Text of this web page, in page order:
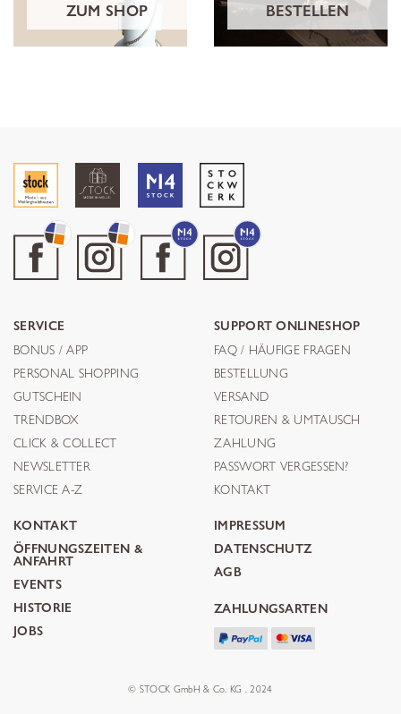
ZUM SHOP BESTELLEN
SERVICE
BONUS / APP
PERSONAL SHOPPING
GUTSCHEIN
TRENDBOX
CLICK & COLLECT
NEWSLETTER
SERVICE A-Z
SUPPORT ONLINESHOP
FAQ / HÄUFIGE FRAGEN
BESTELLUNG
VERSAND
RETOUREN & UMTAUSCH
ZAHLUNG
PASSWORT VERGESSEN?
KONTAKT
KONTAKT
ÖFFNUNGSZEITEN &
ANFAHRT
EVENTS
HISTORIE
JOBS
IMPRESSUM
DATENSCHUTZ
AGB
ZAHLUNGSARTEN
© STOCK GmbH & Co. KG . 2024